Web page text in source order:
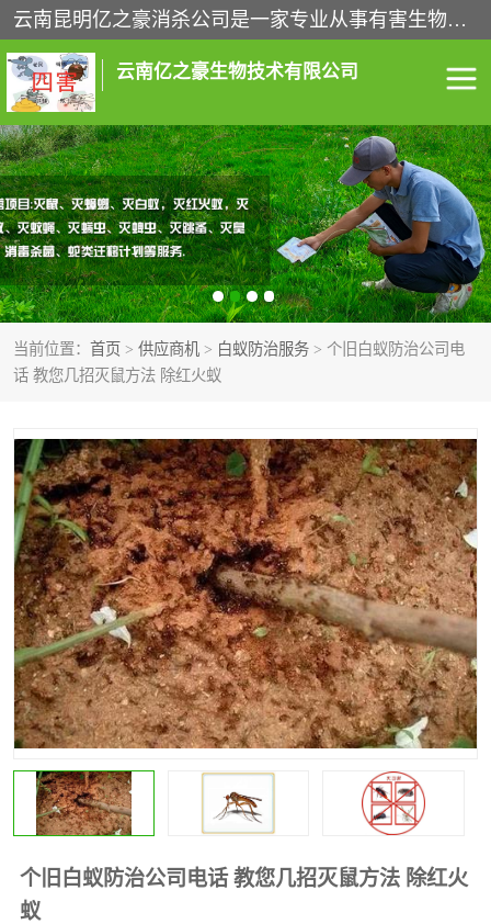
云南昆明亿之豪消杀公司是一家专业从事有害生物防治综合治理的公司，治理服务包括：灭鼠,杀虫,除虫,除蟑螂,白蚁防治,消杀等；安全环保,快速上门,价格透明,完善的售后服务,不影响您的生活工作。
云南亿之豪生物技术有限公司
当前位置： 首页 > 供应商机 > 白蚁防治服务 > 个旧白蚁防治公司电
话 教您几招灭鼠方法 除红火蚁
个旧白蚁防治公司电话 教您几招灭鼠方法 除红火
蚁
灭鼠服务 杀虫服务
除虫服务 除蟑螂服务
白蚁防治服务 消杀服务
昆明灭老鼠 昆明灭蟑螂
昆明消毒公司 昆明白蚁防治
昆明灭红火蚁公司 昆明驱蛇公司
昆明除虫除蚁